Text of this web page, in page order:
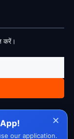
करें।
×
our application.